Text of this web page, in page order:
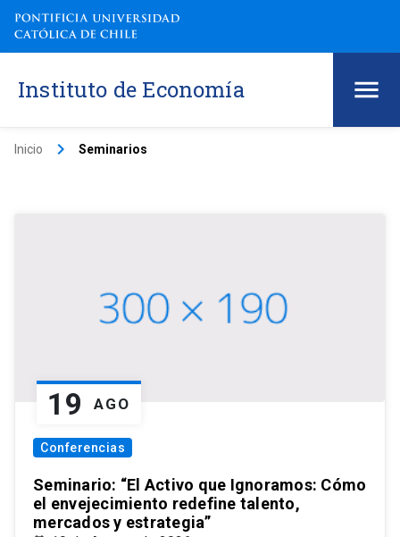
Instituto de Economía
Inicio keyboard_arrow_right Seminarios
19 AGO
Conferencias
Seminario: “El Activo que Ignoramos: Cómo
el envejecimiento redefine talento,
mercados y estrategia”